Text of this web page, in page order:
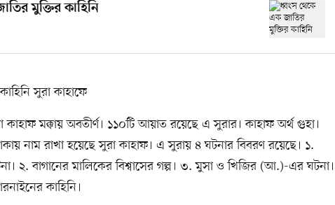
মুক্তির কাহিনি
সুরা কাহাফে
মক্কায় অবতীর্ণ। ১১০টি আয়াত রয়েছে এ সুরার। কাহাফ অর্থ গুহা।
নাম রাখা হয়েছে সুরা কাহাফ। এ সুরায় ৪ ঘটনার বিবরণ রয়েছে। ১.
২. বাগানের মালিকের বিশ্বাসের গল্প। ৩. মুসা ও খিজির (আ.)-এর ঘটনা।
কাহিনি।